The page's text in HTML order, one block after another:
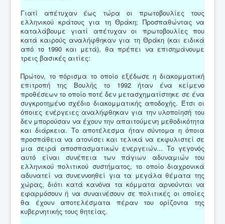
Γιατί απέτυχαν έως τώρα οι πρωτοβουλίες τους
ελληνικού κράτους για τη Θράκη; Προσπαθώντας να
καταλάβουμε γιατί απέτυχαν οι πρωτοβουλίες που
κατά καιρούς αναλήφθηκαν για τη Θράκη (και ειδικά
από το 1990 και μετά), θα πρέπει να επισημάνουμε
τρεις βασικές αιτίες:
Πρώτον, το πόρισμα το οποίο εξέδωσε η διακομματική
επιτροπή της Βουλής το 1992 ήταν ένα κείμενο
προθέσεων το οποίο ποτέ δεν μετασχηματίστηκε σε ένα
συγκροτημένο σχέδιο διακομματικής αποδοχής. Έτσι οι
όποιες ενέργειες αναλήφθηκαν για την υλοποίησή του
δεν μπορούσαν να έχουν την απαιτούμενη μεθοδικότητα
και διάρκεια. Το αποτέλεσμα ήταν σύντομα η όποια
προσπάθεια να ατονίσει και τελικά να εκφυλιστεί σε
μια σειρά αποσπασματικών ενεργειών... Το γεγονός
αυτό είναι συνέπεια των πάγιων αδυναμιών του
ελληνικού πολιτικού συστήματος, το οποίο διαχρονικά
αδυνατεί να συνεννοηθεί για τα μεγάλα θέματα της
χώρας, διότι κατά κανόνα τα κόμματα αρνούνται να
εφαρμόσουν ή να συναινέσουν σε πολιτικές οι οποίες
θα έχουν αποτελέσματα πέραν του ορίζοντα της
κυβερνητικής τους θητείας.